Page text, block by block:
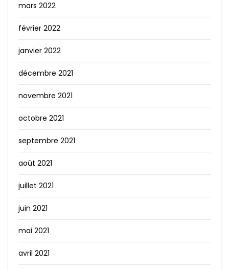
mars 2022
février 2022
janvier 2022
décembre 2021
novembre 2021
octobre 2021
septembre 2021
août 2021
juillet 2021
juin 2021
mai 2021
avril 2021